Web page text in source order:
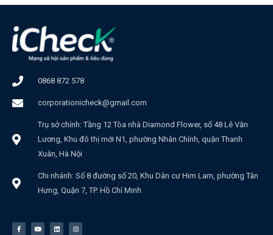
0868 872 578
corporationicheck@gmail.com
Trụ sở chính: Tầng 12 Tòa nhà Diamond Flower, số 48 Lê Văn
Lương, Khu đô thị mới N1, phường Nhân Chính, quận Thanh
Xuân, Hà Nội
Chi nhánh: Số 8 đường số 20, Khu Dân cư Him Lam, phường Tân
Hưng, Quận 7, TP. Hồ Chí Minh